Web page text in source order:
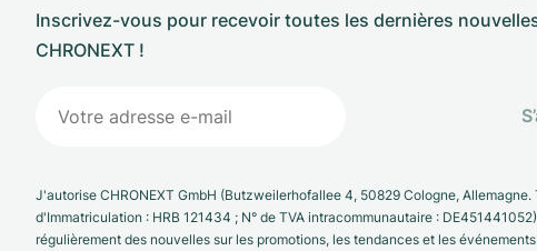
Inscrivez-vous pour recevoir toutes les dernières
CHRONEXT !
J'autorise CHRONEXT GmbH (Butzweilerhofallee 4, 50829 Cologne,
d'Immatriculation : HRB 121434 ; N° de TVA intracommunautaire :
régulièrement des nouvelles sur les promotions, les tendances et les